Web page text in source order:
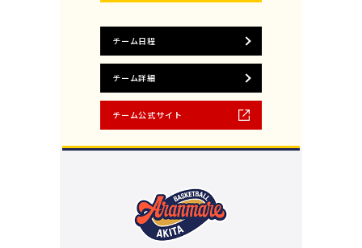
チーム日程
チーム詳細
チーム公式サイト